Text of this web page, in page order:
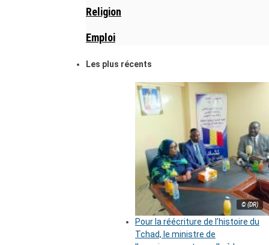
Religion
Emploi
Les plus récents
© (DR)
Pour la réécriture de l’histoire du
Tchad, le ministre de